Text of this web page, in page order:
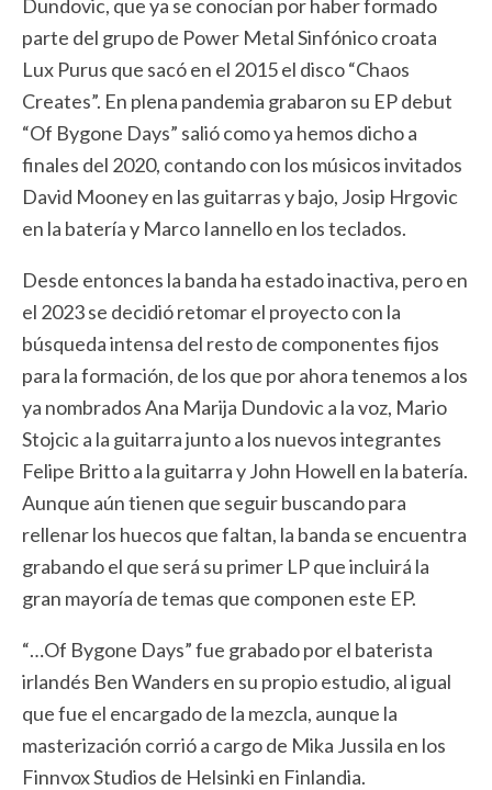
Dundovic, que ya se conocían por haber formado
parte del grupo de Power Metal Sinfónico croata
Lux Purus que sacó en el 2015 el disco “Chaos
Creates”. En plena pandemia grabaron su EP debut
“Of Bygone Days” salió como ya hemos dicho a
finales del 2020, contando con los músicos invitados
David Mooney en las guitarras y bajo, Josip Hrgovic
en la batería y Marco Iannello en los teclados.
Desde entonces la banda ha estado inactiva, pero en
el 2023 se decidió retomar el proyecto con la
búsqueda intensa del resto de componentes fijos
para la formación, de los que por ahora tenemos a los
ya nombrados Ana Marija Dundovic a la voz, Mario
Stojcic a la guitarra junto a los nuevos integrantes
Felipe Britto a la guitarra y John Howell en la batería.
Aunque aún tienen que seguir buscando para
rellenar los huecos que faltan, la banda se encuentra
grabando el que será su primer LP que incluirá la
gran mayoría de temas que componen este EP.
“…Of Bygone Days” fue grabado por el baterista
irlandés Ben Wanders en su propio estudio, al igual
que fue el encargado de la mezcla, aunque la
masterización corrió a cargo de Mika Jussila en los
Finnvox Studios de Helsinki en Finlandia.